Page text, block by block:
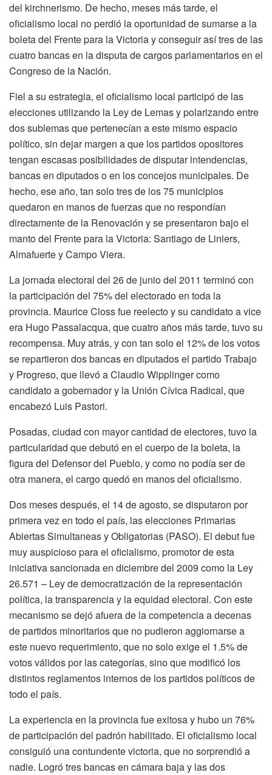
del kirchnerismo. De hecho, meses más tarde, el
oficialismo local no perdió la oportunidad de sumarse a la
boleta del Frente para la Victoria y conseguir así tres de las
cuatro bancas en la disputa de cargos parlamentarios en el
Congreso de la Nación.
Fiel a su estrategia, el oficialismo local participó de las
elecciones utilizando la Ley de Lemas y polarizando entre
dos sublemas que pertenecían a este mismo espacio
político, sin dejar margen a que los partidos opositores
tengan escasas posibilidades de disputar intendencias,
bancas en diputados o en los concejos municipales. De
hecho, ese año, tan solo tres de los 75 municipios
quedaron en manos de fuerzas que no respondían
directamente de la Renovación y se presentaron bajo el
manto del Frente para la Victoria: Santiago de Liniers,
Almafuerte y Campo Viera.
La jornada electoral del 26 de junio del 2011 terminó con
la participación del 75% del electorado en toda la
provincia. Maurice Closs fue reelecto y su candidato a vice
era Hugo Passalacqua, que cuatro años más tarde, tuvo su
recompensa. Muy atrás, y con tan solo el 12% de los votos
se repartieron dos bancas en diputados el partido Trabajo
y Progreso, que llevó a Claudio Wipplinger como
candidato a gobernador y la Unión Cívica Radical, que
encabezó Luis Pastori.
Posadas, ciudad con mayor cantidad de electores, tuvo la
particularidad que debutó en el cuerpo de la boleta, la
figura del Defensor del Pueblo, y como no podía ser de
otra manera, el cargo quedó en manos del oficialismo.
Dos meses después, el 14 de agosto, se disputaron por
primera vez en todo el país, las elecciones Primarias
Abiertas Simultaneas y Obligatorias (PASO). El debut fue
muy auspicioso para el oficialismo, promotor de esta
iniciativa sancionada en diciembre del 2009 como la Ley
26.571 – Ley de democratización de la representación
política, la transparencia y la equidad electoral. Con este
mecanismo se dejó afuera de la competencia a decenas
de partidos minoritarios que no pudieron aggiornarse a
este nuevo requerimiento, que no solo exige el 1.5% de
votos válidos por las categorías, sino que modificó los
distintos reglamentos internos de los partidos políticos de
todo el país.
La experiencia en la provincia fue exitosa y hubo un 76%
de participación del padrón habilitado. El oficialismo local
consiguió una contundente victoria, que no sorprendió a
nadie. Logró tres bancas en cámara baja y las dos